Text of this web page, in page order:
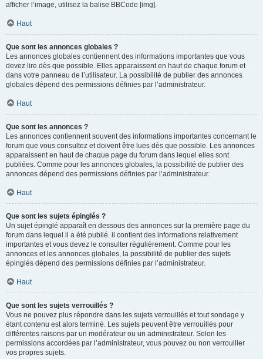
afficher l’image, utilisez la balise BBCode [img].
Haut
Que sont les annonces globales ?
Les annonces globales contiennent des informations importantes que vous
devez lire dès que possible. Elles apparaissent en haut de chaque forum et
dans votre panneau de l’utilisateur. La possibilité de publier des annonces
globales dépend des permissions définies par l’administrateur.
Haut
Que sont les annonces ?
Les annonces contiennent souvent des informations importantes concernant le
forum que vous consultez et doivent être lues dès que possible. Les annonces
apparaissent en haut de chaque page du forum dans lequel elles sont
publiées. Comme pour les annonces globales, la possibilité de publier des
annonces dépend des permissions définies par l’administrateur.
Haut
Que sont les sujets épinglés ?
Un sujet épinglé apparaît en dessous des annonces sur la première page du
forum dans lequel il a été publié. il contient des informations relativement
importantes et vous devez le consulter régulièrement. Comme pour les
annonces et les annonces globales, la possibilité de publier des sujets
épinglés dépend des permissions définies par l’administrateur.
Haut
Que sont les sujets verrouillés ?
Vous ne pouvez plus répondre dans les sujets verrouillés et tout sondage y
étant contenu est alors terminé. Les sujets peuvent être verrouillés pour
différentes raisons par un modérateur ou un administrateur. Selon les
permissions accordées par l’administrateur, vous pouvez ou non verrouiller
vos propres sujets.